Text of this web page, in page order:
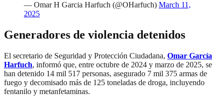
— Omar H Garcia Harfuch (@OHarfuch) March 11,
2025
Generadores de violencia detenidos
El secretario de Seguridad y Protección Ciudadana, Omar García
Harfuch, informó que, entre octubre de 2024 y marzo de 2025, se
han detenido 14 mil 517 personas, asegurado 7 mil 375 armas de
fuego y decomisado más de 125 toneladas de droga, incluyendo
fentanilo y metanfetaminas.